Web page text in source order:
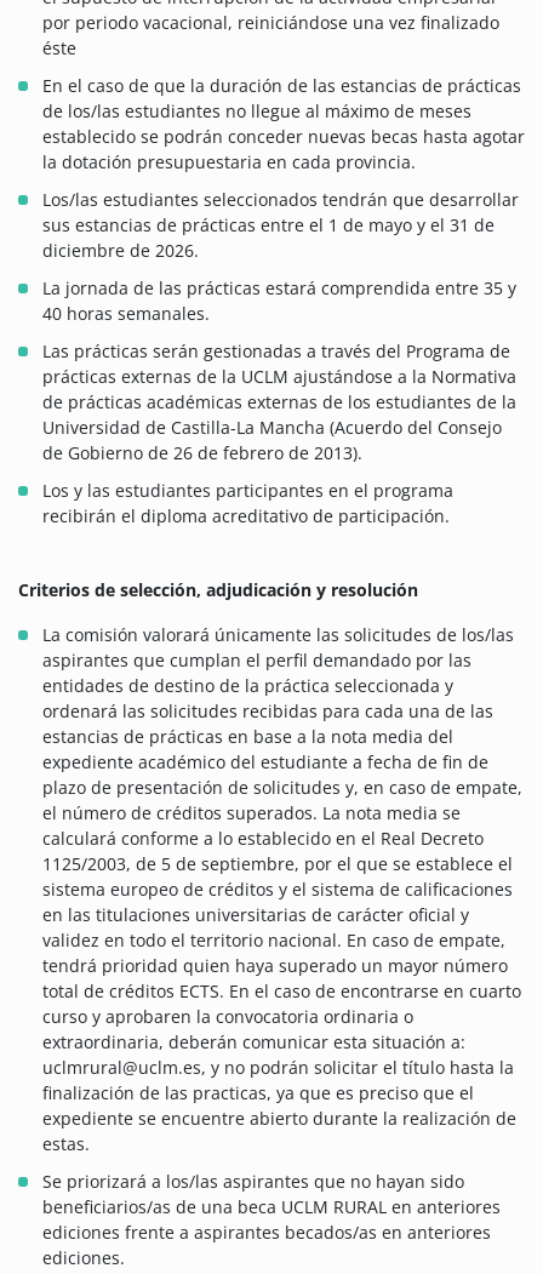
por periodo vacacional, reiniciándose una vez finalizado
éste
En el caso de que la duración de las estancias de prácticas
de los/las estudiantes no llegue al máximo de meses
establecido se podrán conceder nuevas becas hasta agotar
la dotación presupuestaria en cada provincia.
Los/las estudiantes seleccionados tendrán que desarrollar
sus estancias de prácticas entre el 1 de mayo y el 31 de
diciembre de 2026.
La jornada de las prácticas estará comprendida entre 35 y
40 horas semanales.
Las prácticas serán gestionadas a través del Programa de
prácticas externas de la UCLM ajustándose a la Normativa
de prácticas académicas externas de los estudiantes de la
Universidad de Castilla-La Mancha (Acuerdo del Consejo
de Gobierno de 26 de febrero de 2013).
Los y las estudiantes participantes en el programa
recibirán el diploma acreditativo de participación.
Criterios de selección, adjudicación y resolución
La comisión valorará únicamente las solicitudes de los/las
aspirantes que cumplan el perfil demandado por las
entidades de destino de la práctica seleccionada y
ordenará las solicitudes recibidas para cada una de las
estancias de prácticas en base a la nota media del
expediente académico del estudiante a fecha de fin de
plazo de presentación de solicitudes y, en caso de empate,
el número de créditos superados. La nota media se
calculará conforme a lo establecido en el Real Decreto
1125/2003, de 5 de septiembre, por el que se establece el
sistema europeo de créditos y el sistema de calificaciones
en las titulaciones universitarias de carácter oficial y
validez en todo el territorio nacional. En caso de empate,
tendrá prioridad quien haya superado un mayor número
total de créditos ECTS. En el caso de encontrarse en cuarto
curso y aprobaren la convocatoria ordinaria o
extraordinaria, deberán comunicar esta situación a:
uclmrural@uclm.es, y no podrán solicitar el título hasta la
finalización de las practicas, ya que es preciso que el
expediente se encuentre abierto durante la realización de
estas.
Se priorizará a los/las aspirantes que no hayan sido
beneficiarios/as de una beca UCLM RURAL en anteriores
ediciones frente a aspirantes becados/as en anteriores
ediciones.